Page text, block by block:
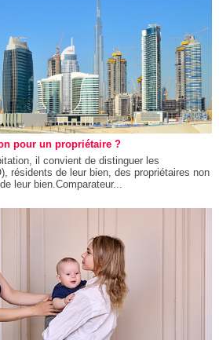
pour un propriétaire ?
il convient de distinguer les
résidents de leur bien, des propriétaires non
leur bien.Comparateur...